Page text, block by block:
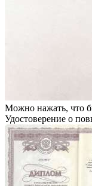
Можно нажать, что
Удостоверение о